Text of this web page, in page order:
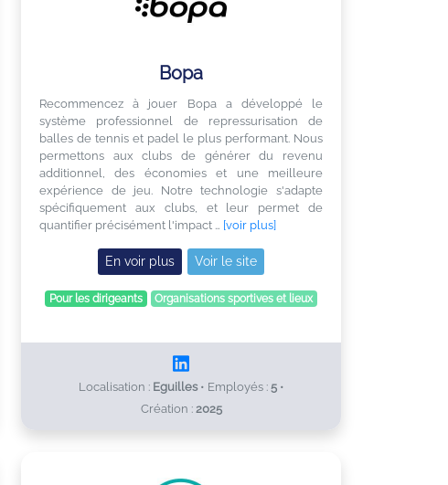
Bopa
Recommencez à jouer Bopa a développé le
système professionnel de repressurisation de
balles de tennis et padel le plus performant. Nous
permettons aux clubs de générer du revenu
additionnel, des économies et une meilleure
expérience de jeu. Notre technologie s'adapte
spécifiquement aux clubs, et leur permet de
quantifier précisément l'impact … [voir plus]
En voir plus Voir le site
Pour les dirigeants Organisations sportives et lieux
Localisation : Eguilles • Employés : 5 •
Création : 2025